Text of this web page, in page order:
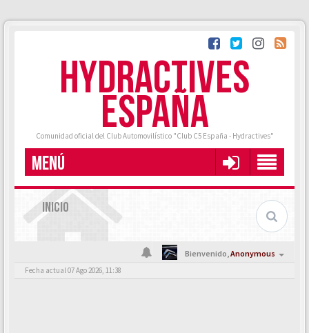
HYDRACTIVES
ESPAÑA
Comunidad oficial del Club Automovilístico "Club C5 España - Hydractives"
MENÚ
INICIO
Bienvenido,Anonymous
Fecha actual 07 Ago 2026, 11:38